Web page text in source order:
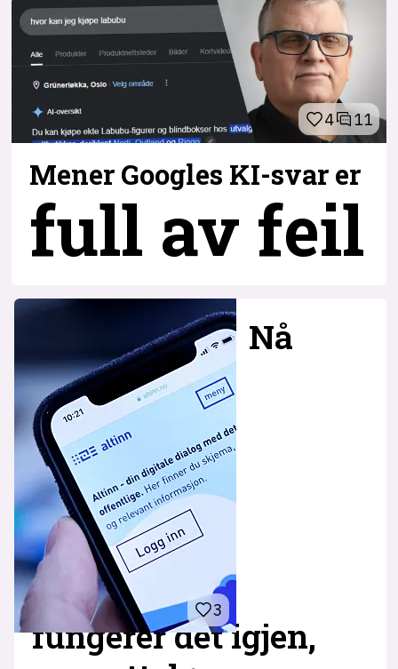
4 11
Mener Googles KI-svar er
full av feil
3
Nå
fungerer det igjen,